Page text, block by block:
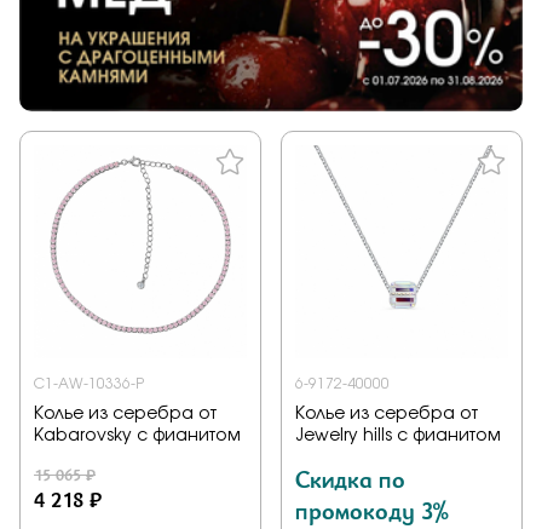
C1-AW-10336-P
Колье из серебра от
Kabarovsky с фианитом
15 065 ₽
4 218 ₽
6-9172-40000
Колье из серебра от
Jewelry hills с фианитом
Скидка по
промокоду 3%